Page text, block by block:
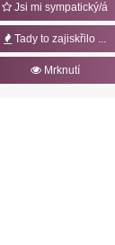
Jsi mi sympatický/á
Tady to zajiskřilo ...
Mrknutí